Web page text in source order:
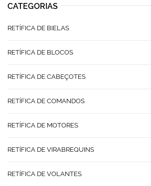
CATEGORIAS
RETÍFICA DE BIELAS
RETÍFICA DE BLOCOS
RETÍFICA DE CABEÇOTES
RETÍFICA DE COMANDOS
RETÍFICA DE MOTORES
RETÍFICA DE VIRABREQUINS
RETÍFICA DE VOLANTES